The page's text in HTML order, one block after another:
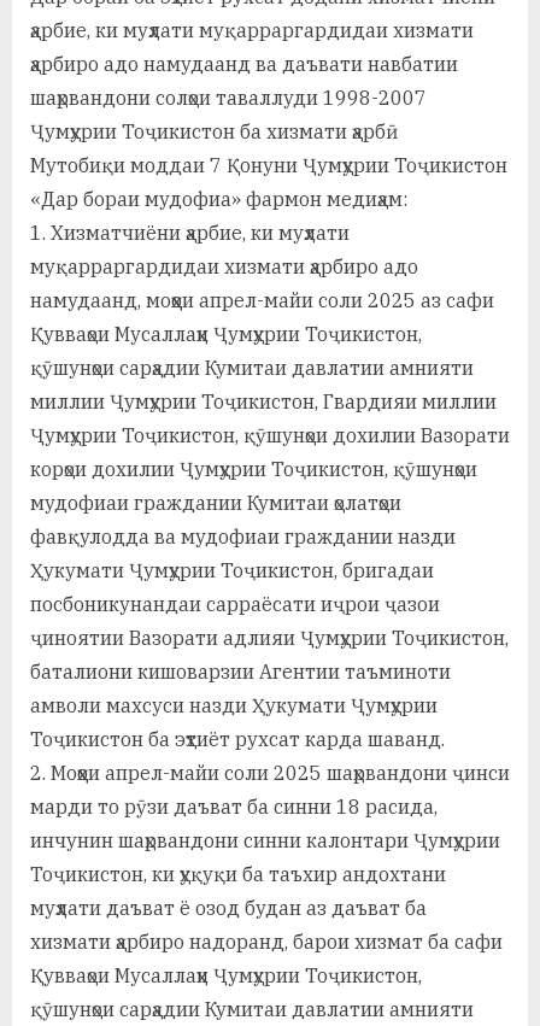
а
н
м
о
и
р
и
у
р
а
ҳарбие, ки муҳлати муқарраргардидаи хизмати
ҳарбиро адо намудаанд ва даъвати навбатии
шаҳрвандони солҳои таваллуди 1998-2007
Ҷумҳурии Тоҷикистон ба хизмати ҳарбӣ
Мутобиқи моддаи 7 Қонуни Ҷумҳурии Тоҷикистон
«Дар бораи мудофиа» фармон медиҳам:
1. Хизматчиёни ҳарбие, ки муҳлати
муқарраргардидаи хизмати ҳарбиро адо
намудаанд, моҳҳои апрел-майи соли 2025 аз сафи
Қувваҳои Мусаллаҳи Ҷумҳурии Тоҷикистон,
қӯшунҳои сарҳадии Кумитаи давлатии амнияти
миллии Ҷумҳурии Тоҷикистон, Гвардияи миллии
Ҷумҳурии Тоҷикистон, қӯшунҳои дохилии Вазорати
корҳои дохилии Ҷумҳурии Тоҷикистон, қӯшунҳои
мудофиаи граждании Кумитаи ҳолатҳои
фавқулодда ва мудофиаи граждании назди
Ҳукумати Ҷумҳурии Тоҷикистон, бригадаи
посбоникунандаи сарраёсати иҷрои ҷазои
ҷиноятии Вазорати адлияи Ҷумҳурии Тоҷикистон,
баталиони кишоварзии Агентии таъминоти
амволи махсуси назди Ҳукумати Ҷумҳурии
Тоҷикистон ба эҳтиёт рухсат карда шаванд.
2. Моҳҳои апрел-майи соли 2025 шаҳрвандони ҷинси
марди то рӯзи даъват ба синни 18 расида,
инчунин шаҳрвандони синни калонтари Ҷумҳурии
Тоҷикистон, ки ҳуқуқи ба таъхир андохтани
муҳлати даъват ё озод будан аз даъват ба
хизмати ҳарбиро надоранд, барои хизмат ба сафи
Қувваҳои Мусаллаҳи Ҷумҳурии Тоҷикистон,
қӯшунҳои сарҳадии Кумитаи давлатии амнияти